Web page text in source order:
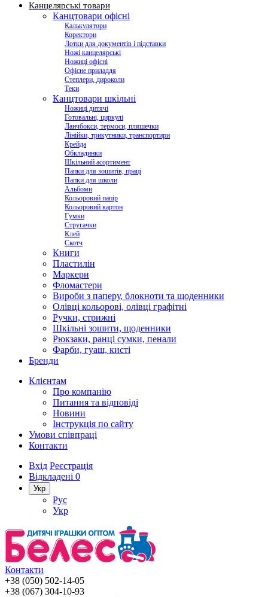
Канцелярські товари
Канцтовари офісні
Калькулятори
Коректори
Лотки для документів і підставки
Ножі канцелярські
Ножиці офісні
Офісне приладдя
Степлери, дироколи
Теки
Канцтовари шкільні
Ножиці дитячі
Готовальні, циркулі
Ланчбокси, термоси, пляшечки
Лінійки, трикутники, транспортири
Крейда
Обкладинки
Шкільний асортимент
Папки для зошитів, праці
Папки для школи
Альбоми
Кольоровий папір
Кольоровий картон
Гумки
Стругачки
Клей
Скотч
Книги
Пластилін
Маркери
Фломастери
Вироби з паперу, блокноти та щоденники
Олівці кольорові, олівці графітні
Ручки, стрижні
Шкільні зошити, щоденники
Рюкзаки, ранці сумки, пенали
Фарби, гуаш, кисті
Бренди
Клієнтам
Про компанію
Питання та відповіді
Новини
Інструкція по сайту
Умови співпраці
Контакти
Вхід Реєстрація
Відкладені 0
Укр
Рус
Укр
Контакти
+38 (050) 502-14-05
+38 (067) 304-10-93